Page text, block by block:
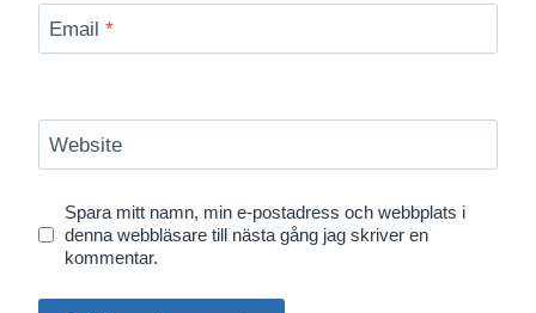
Email *
Website
Spara mitt namn, min e-postadress och webbplats i
denna webbläsare till nästa gång jag skriver en
kommentar.